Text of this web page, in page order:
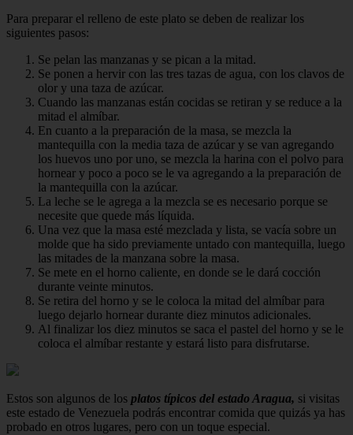
Para preparar el relleno de este plato se deben de realizar los
siguientes pasos:
Se pelan las manzanas y se pican a la mitad.
Se ponen a hervir con las tres tazas de agua, con los clavos de
olor y una taza de azúcar.
Cuando las manzanas están cocidas se retiran y se reduce a la
mitad el almíbar.
En cuanto a la preparación de la masa, se mezcla la
mantequilla con la media taza de azúcar y se van agregando
los huevos uno por uno, se mezcla la harina con el polvo para
hornear y poco a poco se le va agregando a la preparación de
la mantequilla con la azúcar.
La leche se le agrega a la mezcla se es necesario porque se
necesite que quede más líquida.
Una vez que la masa esté mezclada y lista, se vacía sobre un
molde que ha sido previamente untado con mantequilla, luego
las mitades de la manzana sobre la masa.
Se mete en el horno caliente, en donde se le dará cocción
durante veinte minutos.
Se retira del horno y se le coloca la mitad del almíbar para
luego dejarlo hornear durante diez minutos adicionales.
Al finalizar los diez minutos se saca el pastel del horno y se le
coloca el almíbar restante y estará listo para disfrutarse.
Estos son algunos de los platos típicos del estado Aragua, si visitas
este estado de Venezuela podrás encontrar comida que quizás ya has
probado en otros lugares, pero con un toque especial.